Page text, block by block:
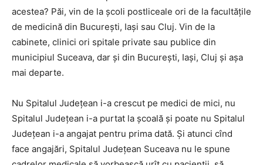
acestea? Păi, vin de la școli postliceale ori de la facultățile
de medicină din București, Iași sau Cluj. Vin de la
cabinete, clinici ori spitale private sau publice din
municipiul Suceava, dar și din București, Iași, Cluj și așa
mai departe.
Nu Spitalul Județean i-a crescut pe medici de mici, nu
Spitalul Județean i-a purtat la școală și poate nu Spitalul
Județean i-a angajat pentru prima dată. Și atunci cînd
face angajări, Spitalul Județean Suceava nu le spune